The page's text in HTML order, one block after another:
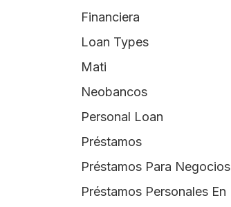
Financiera
Loan Types
Mati
Neobancos
Personal Loan
Préstamos
Préstamos Para Negocios
Préstamos Personales En